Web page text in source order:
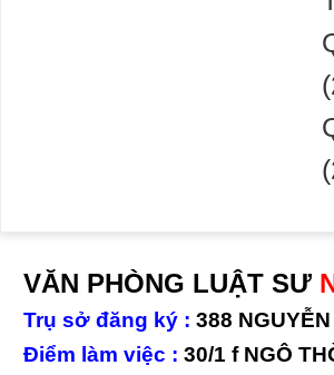
VĂN PHÒNG LUẬT SƯ
Trụ sở đăng ký : 388
Điểm làm việc : 30/1 f NGÔ